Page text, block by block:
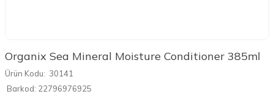
Organix Sea Mineral Moisture Conditioner 385ml
Ürün Kodu: 30141
Barkod: 22796976925